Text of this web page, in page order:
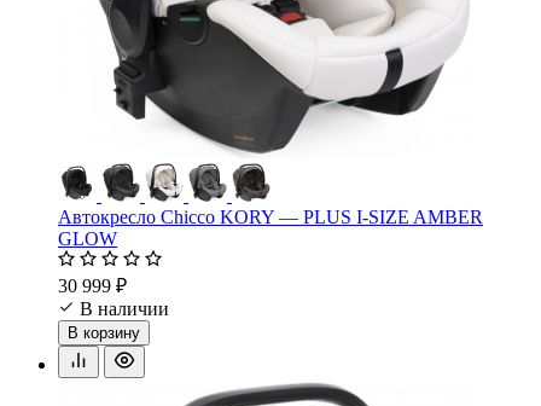
Автокресло Chicco KORY — PLUS I-SIZE AMBER
GLOW
30 999 ₽
В наличии
В корзину